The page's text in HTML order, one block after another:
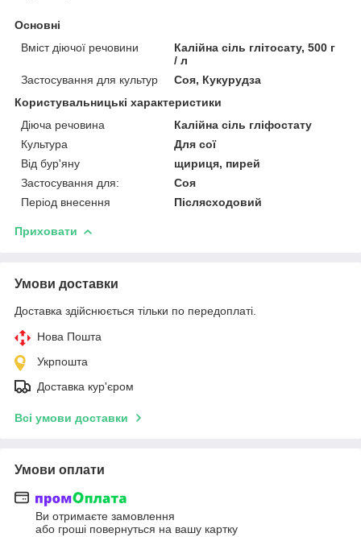
Основні
Вміст діючої речовини
Калійна сіль глітосату, 500 г
/ л
Застосування для культур
Соя, Кукурудза
Користувальницькі характеристики
Діюча речовина
Калійна сіль гліфостату
Культура
Для сої
Від бур'яну
щириця, пирей
Застосування для:
Соя
Період внесення
Післясходовий
Приховати
Умови доставки
Доставка здійснюється тільки по передоплаті.
Нова Пошта
Укрпошта
Доставка кур'єром
Всі умови доставки
Умови оплати
Ви отримаєте замовлення
або гроші повернуться на вашу картку